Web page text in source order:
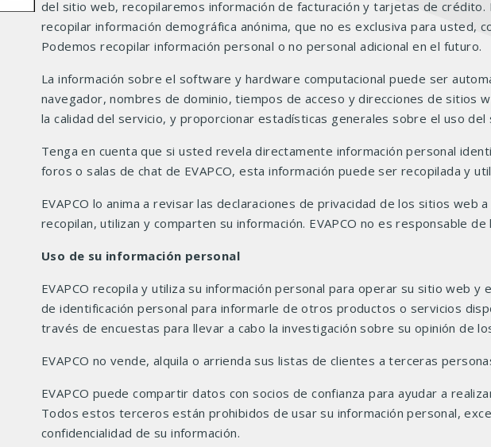
del sitio web, recopilaremos información de facturación y tarjetas de crédito.
recopilar información demográfica anónima, que no es exclusiva para usted,
Podemos recopilar información personal o no personal adicional en el futuro.
La información sobre el software y hardware computacional puede ser
navegador, nombres de dominio, tiempos de acceso y direcciones de sitios
la calidad del servicio, y proporcionar estadísticas generales sobre el uso del
Tenga en cuenta que si usted revela directamente información personal
foros o salas de chat de EVAPCO, esta información puede ser recopilada y
EVAPCO lo anima a revisar las declaraciones de privacidad de los sitios
recopilan, utilizan y comparten su información. EVAPCO no es responsable
Uso de su información personal
EVAPCO recopila y utiliza su información personal para operar su sitio web
de identificación personal para informarle de otros productos o servicios
través de encuestas para llevar a cabo la investigación sobre su opinión de
EVAPCO no vende, alquila o arrienda sus listas de clientes a terceras
EVAPCO puede compartir datos con socios de confianza para ayudar a
Todos estos terceros están prohibidos de usar su información personal,
confidencialidad de su información.